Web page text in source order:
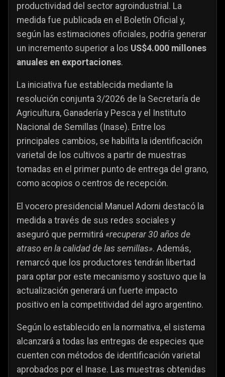
productividad del sector agroindustrial. La
medida fue publicada en el Boletín Oficial y,
según las estimaciones oficiales, podría generar
un incremento superior a los US$4.000 millones
anuales en exportaciones.
La iniciativa fue establecida mediante la
resolución conjunta 3/2026 de la Secretaría de
Agricultura, Ganadería y Pesca y el Instituto
Nacional de Semillas (Inase). Entre los
principales cambios, se habilita la identificación
varietal de los cultivos a partir de muestras
tomadas en el primer punto de entrega del grano,
como acopios o centros de recepción.
El vocero presidencial Manuel Adorni destacó la
medida a través de sus redes sociales y
aseguró que permitirá «recuperar 30 años de
atraso en la calidad de las semillas». Además,
remarcó que los productores tendrán libertad
para optar por este mecanismo y sostuvo que la
actualización generará un fuerte impacto
positivo en la competitividad del agro argentino.
Según lo establecido en la normativa, el sistema
alcanzará a todas las entregas de especies que
cuenten con métodos de identificación varietal
aprobados por el Inase. Las muestras obtenidas